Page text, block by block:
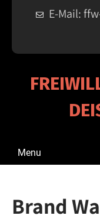
E-Mail:
Menu
Brand